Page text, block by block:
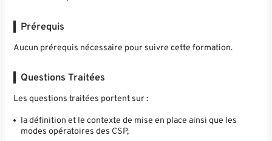
Prérequis
Aucun prérequis nécessaire pour suivre cette formation.
Questions Traitées
Les questions traitées portent sur :
la définition et le contexte de mise en place ainsi que les
modes opératoires des CSP,